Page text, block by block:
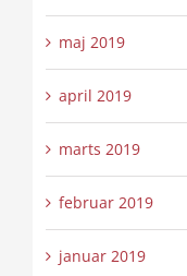
maj 2019
april 2019
marts 2019
februar 2019
januar 2019